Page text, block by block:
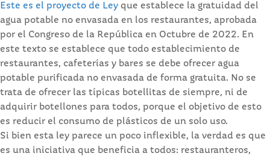
Este es el proyecto de Ley que establece la gratuidad del
agua potable no envasada en los restaurantes, aprobada
por el Congreso de la República en Octubre de 2022. En
este texto se establece que todo establecimiento de
restaurantes, cafeterías y bares se debe ofrecer agua
potable purificada no envasada de forma gratuita. No se
trata de ofrecer las típicas botellitas de siempre, ni de
adquirir botellones para todos, porque el objetivo de esto
es reducir el consumo de plásticos de un solo uso.
Si bien esta ley parece un poco inflexible, la verdad es que
es una iniciativa que beneficia a todos: restauranteros,